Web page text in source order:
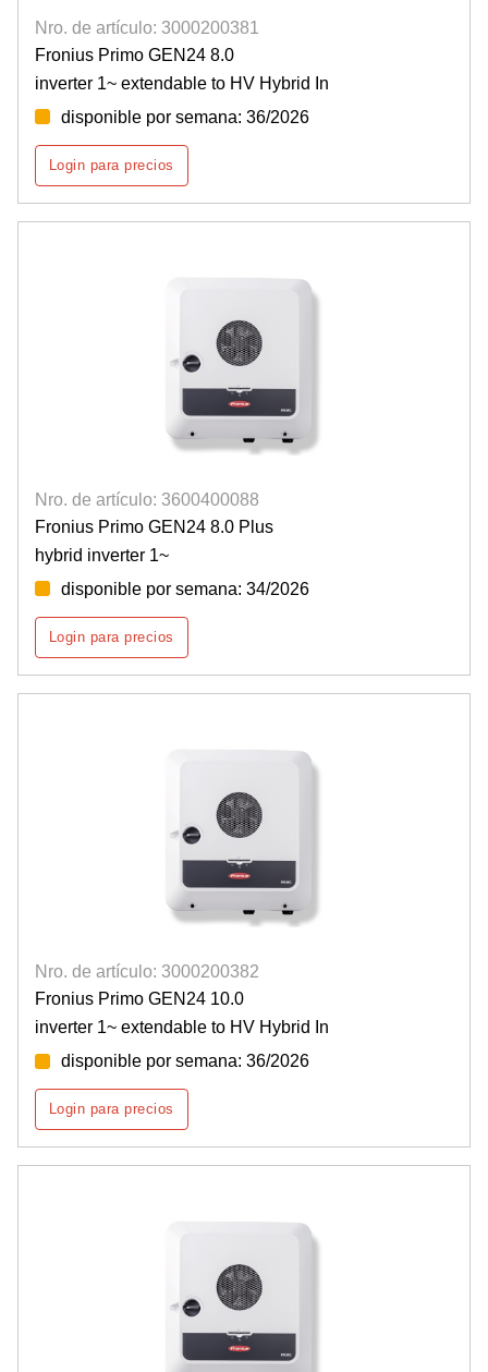
Nro. de artículo: 3000200381
Fronius Primo GEN24 8.0
inverter 1~ extendable to HV Hybrid In
disponible por semana: 36/2026
Login para precios
Nro. de artículo: 3600400088
Fronius Primo GEN24 8.0 Plus
hybrid inverter 1~
disponible por semana: 34/2026
Login para precios
Nro. de artículo: 3000200382
Fronius Primo GEN24 10.0
inverter 1~ extendable to HV Hybrid In
disponible por semana: 36/2026
Login para precios